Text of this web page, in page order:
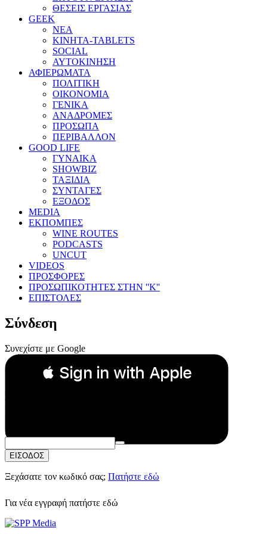
ΘΕΣΕΙΣ ΕΡΓΑΣΙΑΣ
GEEK
ΝΕΑ
ΚΙΝΗΤΑ-TABLETS
SOCIAL
ΑΥΤΟΚΙΝΗΣΗ
ΑΦΙΕΡΩΜΑΤΑ
ΠΟΛΙΤΙΚΗ
ΟΙΚΟΝΟΜΙΑ
ΓΕΝΙΚΑ
ΑΝΑΔΡΟΜΕΣ
ΠΡΟΣΩΠΑ
ΠΕΡΙΒΑΛΛΟΝ
GOOD LIFE
ΓΥΝΑΙΚΑ
SHOWBIZ
ΤΑΞΙΔΙΑ
ΣΥΝΤΑΓΕΣ
ΕΞΟΔΟΣ
MEDIA
ΕΚΠΟΜΠΕΣ
WINE ROUTES
PODCASTS
UNCUT
VIDEOS
ΠΡΟΣΦΟΡΕΣ
ΠΡΟΣΩΠΙΚΟΤΗΤΕΣ ΣΤΗΝ ''Κ''
ΕΠΙΣΤΟΛΕΣ
Σύνδεση
Συνεχίστε με Google
 Sign in with Apple
Συνεχίστε με Apple
ή
Email:
Κωδικός Πρόσβασης:
ΕΙΣΟΔΟΣ
Ξεχάσατε τον κωδικό σας; Πατήστε εδώ
Για νέα εγγραφή πατήστε εδώ